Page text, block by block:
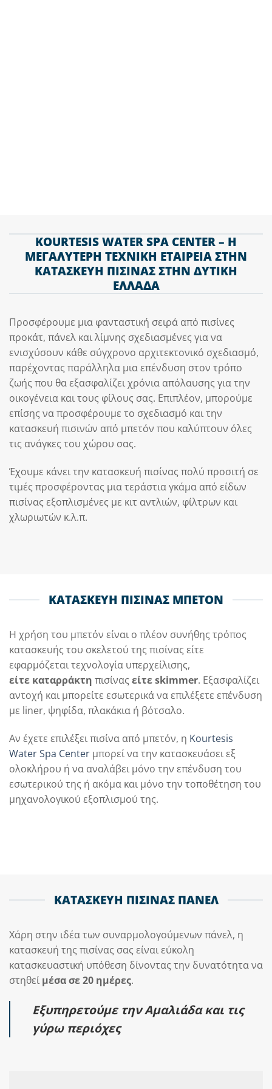
KOURTESIS WATER SPA CENTER – Η
ΜΕΓΑΛΥΤΕΡΗ ΤΕΧΝΙΚΗ ΕΤΑΙΡΕΙΑ ΣΤΗΝ
ΚΑΤΑΣΚΕΥΗ ΠΙΣΙΝΑΣ ΣΤΗΝ ΔΥΤΙΚΗ
ΕΛΛΑΔΑ
Προσφέρουμε μια φανταστική σειρά από πισίνες
προκάτ, πάνελ και λίμνης σχεδιασμένες για να
ενισχύσουν κάθε σύγχρονο αρχιτεκτονικό σχεδιασμό,
παρέχοντας παράλληλα μια επένδυση στον τρόπο
ζωής που θα εξασφαλίζει χρόνια απόλαυσης για την
οικογένεια και τους φίλους σας. Επιπλέον, μπορούμε
επίσης να προσφέρουμε το σχεδιασμό και την
κατασκευή πισινών από μπετόν που καλύπτουν όλες
τις ανάγκες του χώρου σας.
Έχουμε κάνει την κατασκευή πισίνας πολύ προσιτή σε
τιμές προσφέροντας μια τεράστια γκάμα από είδων
πισίνας εξοπλισμένες με κιτ αντλιών, φίλτρων και
χλωριωτών κ.λ.π.
ΚΑΤΑΣΚΕΥΗ ΠΙΣΙΝΑΣ ΜΠΕΤΟΝ
Η χρήση του μπετόν είναι ο πλέον συνήθης τρόπος
κατασκευής του σκελετού της πισίνας είτε
εφαρμόζεται τεχνολογία υπερχείλισης,
είτε καταρράκτη πισίνας είτε skimmer. Εξασφαλίζει
αντοχή και μπορείτε εσωτερικά να επιλέξετε επένδυση
με liner, ψηφίδα, πλακάκια ή βότσαλο.
Αν έχετε επιλέξει πισίνα από μπετόν, η Kourtesis
Water Spa Center μπορεί να την κατασκευάσει εξ
ολοκλήρου ή να αναλάβει μόνο την επένδυση του
εσωτερικού της ή ακόμα και μόνο την τοποθέτηση του
μηχανολογικού εξοπλισμού της.
ΚΑΤΑΣΚΕΥΗ ΠΙΣΙΝΑΣ ΠΑΝΕΛ
Χάρη στην ιδέα των συναρμολογούμενων πάνελ, η
κατασκευή της πισίνας σας είναι εύκολη
κατασκευαστική υπόθεση δίνοντας την δυνατότητα να
στηθεί μέσα σε 20 ημέρες.
Εξυπηρετούμε την Αμαλιάδα και τις
γύρω περιόχες